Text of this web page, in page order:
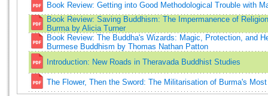
Book Review: Getting into Good Methodological Trouble with
Book Review: Saving Buddhism: The Impermanence of
Burma by Alicia Turner
Book Review: The Buddha's Wizards: Magic, Protection, and
Burmese Buddhism by Thomas Nathan Patton
Introduction: New Roads in Theravada Buddhist Studies
The Flower, Then the Sword: The Militarisation of Burma's